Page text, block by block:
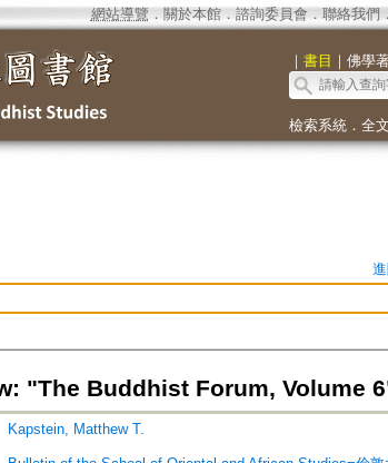
網站導覽 ． 關於本館． 諮詢委員會． 聯絡我們 ．
｜ 書目 ｜ 佛學
檢索系統． 全
"The Buddhist Forum, Volume
Kapstein, Matthew T.